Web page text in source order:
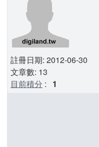
註冊日期: 2012-06-30
文章數: 13
目前積分 : 1